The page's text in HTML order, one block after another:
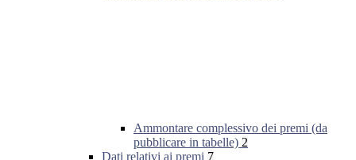
Ammontare complessivo dei premi (da
pubblicare in tabelle) 2
Dati relativi ai premi 7